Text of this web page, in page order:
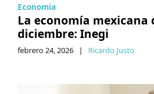
Economia
La economía mexicana
diciembre: Inegi
febrero 24, 2026 | Ricardo Justo